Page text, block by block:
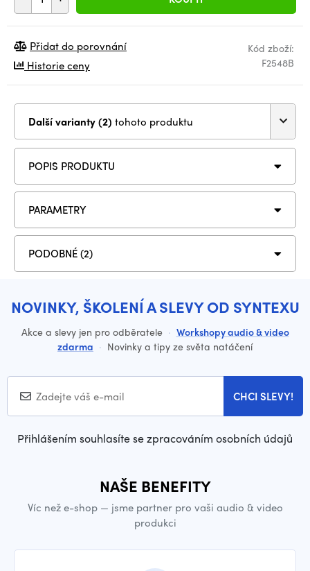
Kód zboží:
F2548B
Přidat do porovnání
Historie ceny
Další varianty (2) tohoto produktu
POPIS PRODUKTU
PARAMETRY
PODOBNÉ (2)
NOVINKY, ŠKOLENÍ A SLEVY OD SYNTEXU
Akce a slevy jen pro odběratele · Workshopy audio & video
zdarma · Novinky a tipy ze světa natáčení
CHCI SLEVY!
Přihlášením souhlasíte se zpracováním osobních údajů
NAŠE BENEFITY
Víc než e-shop — jsme partner pro vaši audio & video
produkci